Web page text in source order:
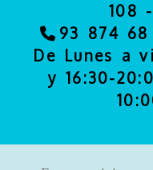
108 -
93 874 68
De Lunes a
y 16:30-